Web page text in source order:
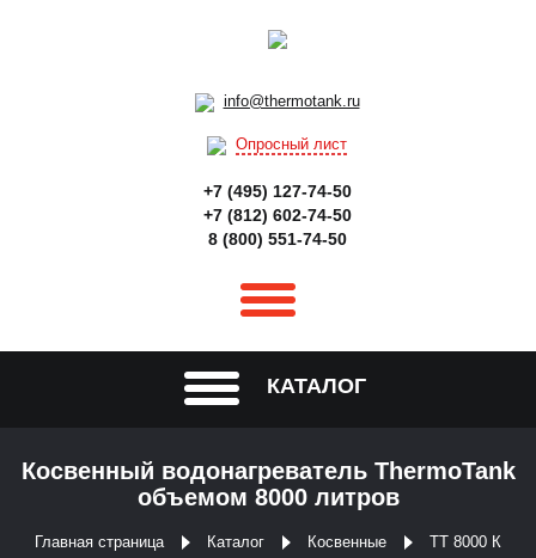
info@thermotank.ru
Опросный лист
+7 (495) 127-74-50
+7 (812) 602-74-50
8 (800) 551-74-50
КАТАЛОГ
Косвенный водонагреватель ThermoTank
объемом 8000 литров
Главная страница Каталог Косвенные ТТ 8000 К